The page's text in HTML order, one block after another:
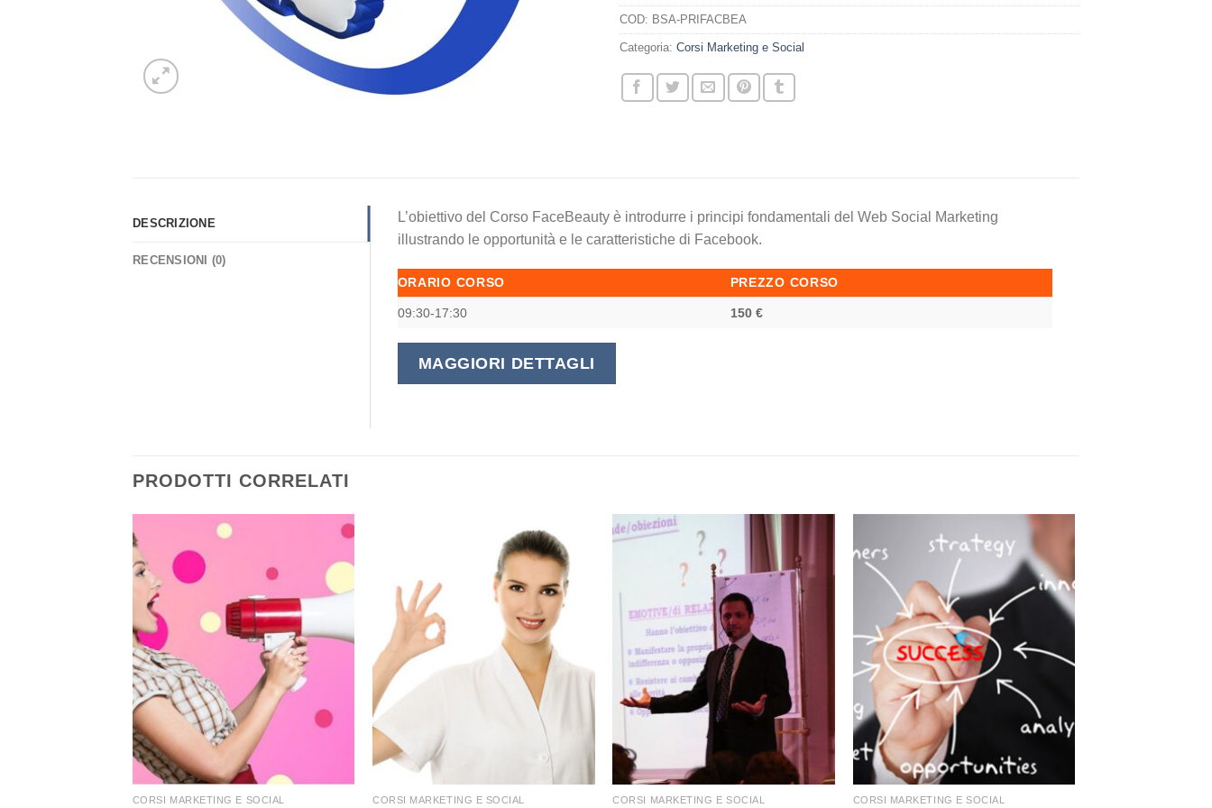
COD: BSA-PRIFACBEA
Categoria: Corsi Marketing e Social
DESCRIZIONE
RECENSIONI (0)
L’obiettivo del Corso FaceBeauty è introdurre i principi fondamentali del Web Social Marketing
illustrando le opportunità e le caratteristiche di Facebook.
ORARIO CORSO PREZZO CORSO
09:30-17:30 150 €
MAGGIORI DETTAGLI
PRODOTTI CORRELATI
+
CORSI MARKETING E SOCIAL CORSI MARKETING E SOCIAL
+
CORSI MARKETING E SOCIAL
+
CORSI MARKETING E SOCIAL